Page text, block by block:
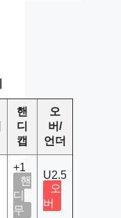
핸
디
캡
오
버/
언더
+1
핸
디
무
U2.5
오
버